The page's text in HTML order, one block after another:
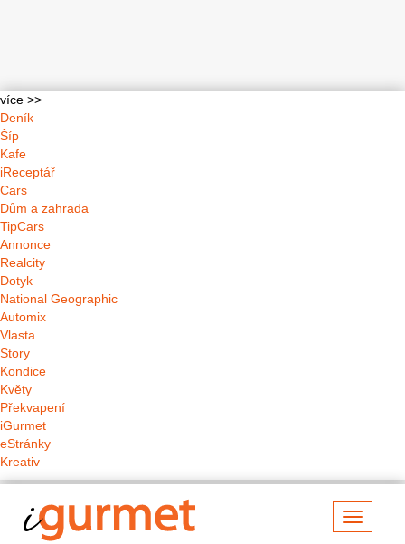
více >>
Deník
Šíp
Kafe
iReceptář
Cars
Dům a zahrada
TipCars
Annonce
Realcity
Dotyk
National Geographic
Automix
Vlasta
Story
Kondice
Květy
Překvapení
iGurmet
eStránky
Kreativ